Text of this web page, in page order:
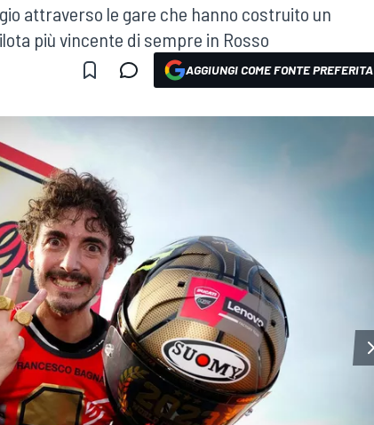
attraverso le gare che hanno costruito un
più vincente di sempre in Rosso
AGGIUNGI COME FONTE PREFERITA